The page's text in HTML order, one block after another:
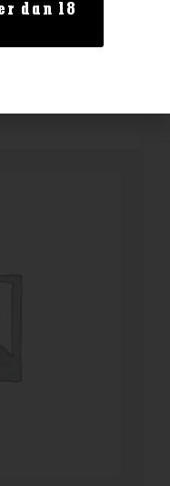
dan 18